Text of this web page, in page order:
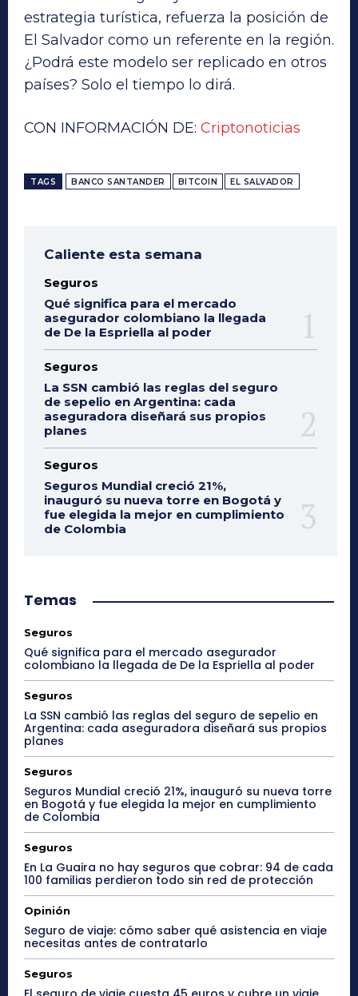
estrategia turística, refuerza la posición de
El Salvador como un referente en la región.
¿Podrá este modelo ser replicado en otros
países? Solo el tiempo lo dirá.
CON INFORMACIÓN DE: Criptonoticias
TAGS BANCO SANTANDER BITCOIN EL SALVADOR
Caliente esta semana
Seguros
Qué significa para el mercado
asegurador colombiano la llegada
de De la Espriella al poder
Seguros
La SSN cambió las reglas del seguro
de sepelio en Argentina: cada
aseguradora diseñará sus propios
planes
Seguros
Seguros Mundial creció 21%,
inauguró su nueva torre en Bogotá y
fue elegida la mejor en cumplimiento
de Colombia
Temas
Seguros
Qué significa para el mercado asegurador
colombiano la llegada de De la Espriella al poder
Seguros
La SSN cambió las reglas del seguro de sepelio en
Argentina: cada aseguradora diseñará sus propios
planes
Seguros
Seguros Mundial creció 21%, inauguró su nueva torre
en Bogotá y fue elegida la mejor en cumplimiento
de Colombia
Seguros
En La Guaira no hay seguros que cobrar: 94 de cada
100 familias perdieron todo sin red de protección
Opinión
Seguro de viaje: cómo saber qué asistencia en viaje
necesitas antes de contratarlo
Seguros